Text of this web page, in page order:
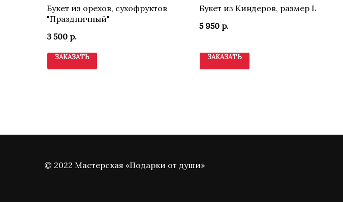
Букет из орехов, сухофруктов
"Праздничный"
3 500 р.
ЗАКАЗАТЬ
Букет из Киндеров, размер L
5 950 р.
ЗАКАЗАТЬ
© 2022 Мастерская «Подарки от души»